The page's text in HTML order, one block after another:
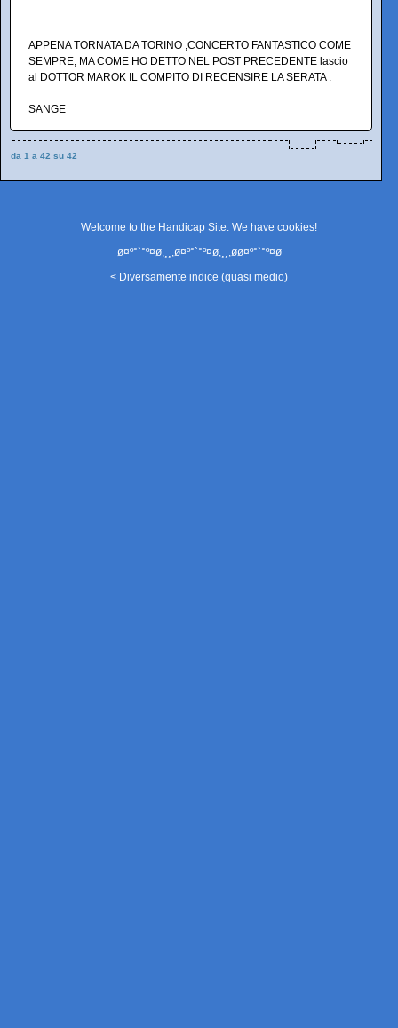
APPENA TORNATA DA TORINO ,CONCERTO FANTASTICO COME
SEMPRE, MA COME HO DETTO NEL POST PRECEDENTE lascio
al DOTTOR MAROK IL COMPITO DI RECENSIRE LA SERATA .
SANGE
da 1 a 42 su 42
Welcome to the Handicap Site. We have cookies!
ø¤º°`°º¤ø,¸¸,ø¤º°`°º¤ø,¸¸,øø¤º°`°º¤ø
< Diversamente indice (quasi medio)